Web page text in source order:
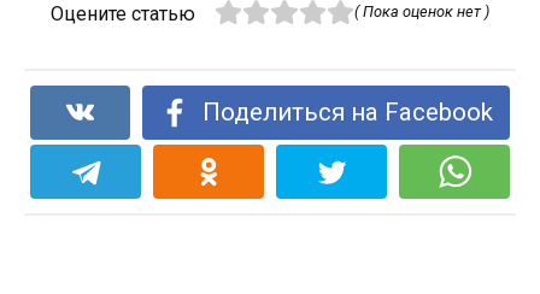
Оцените статью ( Пока оценок нет )
Поделиться на Facebook